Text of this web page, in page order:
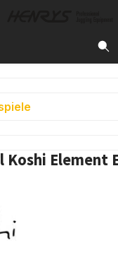
Koshi Element